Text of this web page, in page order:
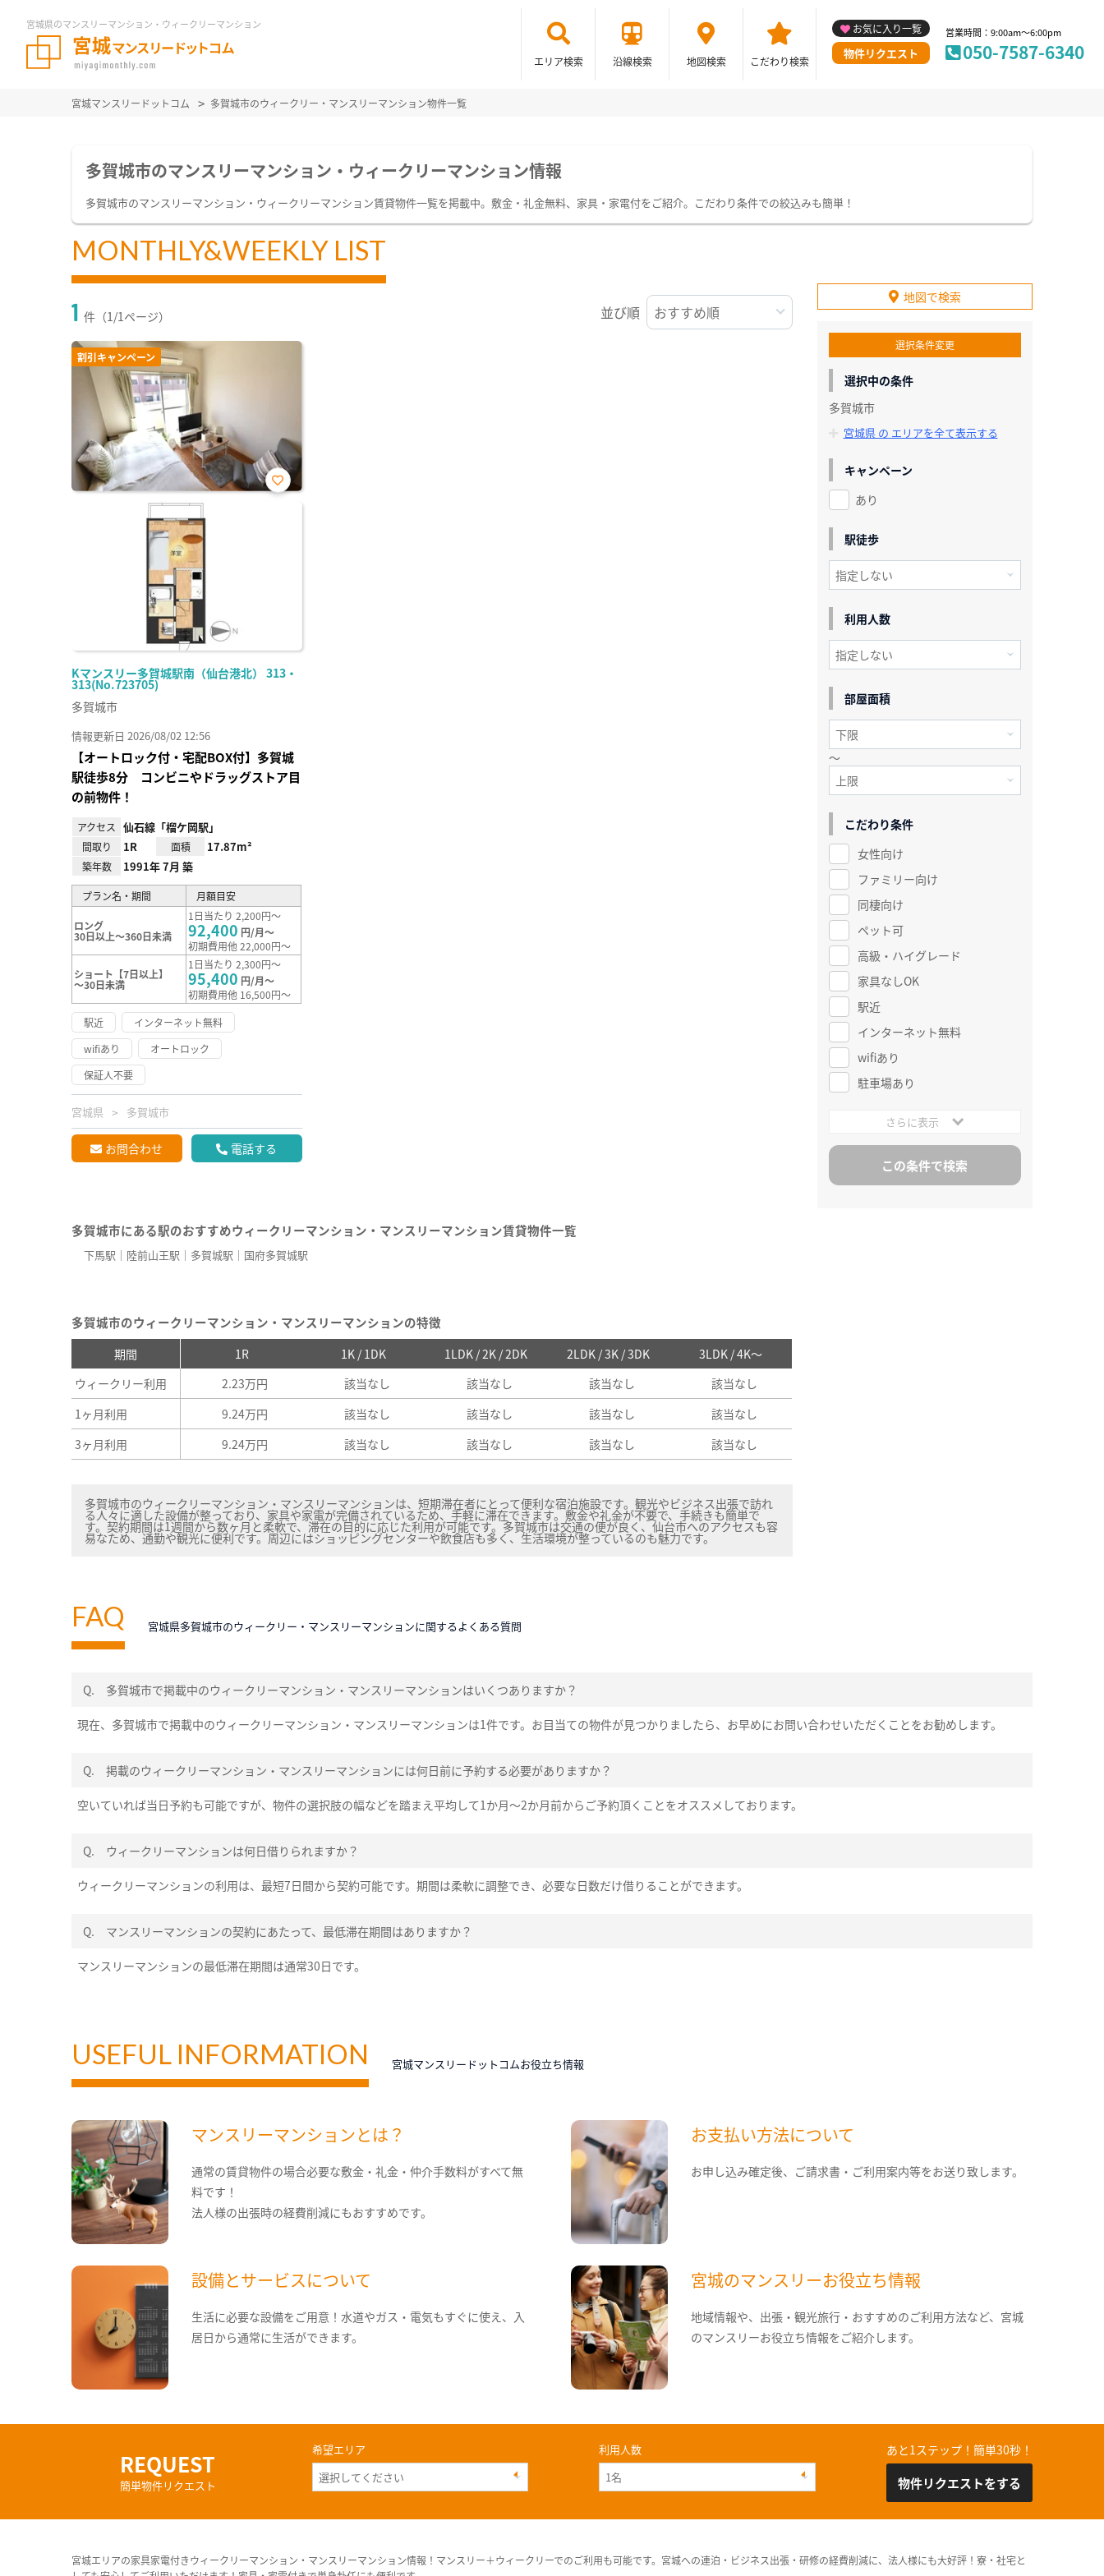
宮城県のマンスリーマンション・ウィークリーマンション
エリア検索 沿線検索 地図検索 こだわり検索
お気に入り一覧
物件リクエスト
営業時間：9:00am～6:00pm
050-7587-6340
宮城マンスリードットコム 多賀城市のウィークリー・マンスリーマンション物件一覧
多賀城市のマンスリーマンション・ウィークリーマンション情報
多賀城市のマンスリーマンション・ウィークリーマンション賃貸物件一覧を掲載中。敷金・礼金無料、家具・家電付をご紹介。こだわり条件での絞込みも簡単！
MONTHLY&WEEKLY LIST
1 件（1/1ページ） 並び順
割引キャンペーン
Kマンスリー多賀城駅南（仙台港北） 313・
313(No.723705)
お気
多賀城市
情報更新日 2026/08/02 12:56
【オートロック付・宅配BOX付】多賀城
駅徒歩8分 コンビニやドラッグストア目
の前物件！
アクセス 仙石線「榴ケ岡駅」
間取り 1R 面積 17.87m²
築年数 1991年 7月 築
プラン名・期間 月額目安
ロング
30日以上～360日未満
1日当たり 2,200円～
92,400 円/月～
初期費用他 22,000円～
ショート【7日以上】
～30日未満
1日当たり 2,300円～
95,400 円/月～
初期費用他 16,500円～
駅近
インターネット無料
wifiあり
オートロック
保証人不要
宮城県 多賀城市
お問合わせ 電話する
多賀城市にある駅のおすすめウィークリーマンション・マンスリーマンション賃貸物件一覧
下馬駅 陸前山王駅 多賀城駅 国府多賀城駅
多賀城市のウィークリーマンション・マンスリーマンションの特徴
期間 1R 1K / 1DK 1LDK / 2K / 2DK 2LDK / 3K / 3DK
3LDK / 4K～
ウィークリー利用
2.23万円 該当なし 該当なし 該当なし
該当なし
1ヶ月利用
9.24万円 該当なし 該当なし 該当なし
該当なし
3ヶ月利用
9.24万円 該当なし 該当なし 該当なし 該当なし
多賀城市のウィークリーマンション・マンスリーマンションは、短期滞在者にとって便利な宿泊施設です。観光やビジネス出張で訪れ
る人々に適した設備が整っており、家具や家電が完備されているため、手軽に滞在できます。敷金や礼金が不要で、手続きも簡単で
す。契約期間は1週間から数ヶ月と柔軟で、滞在の目的に応じた利用が可能です。多賀城市は交通の便が良く、仙台市へのアクセスも容
易なため、通勤や観光に便利です。周辺にはショッピングセンターや飲食店も多く、生活環境が整っているのも魅力です。
地図で検索
選択条件変更
選択中の条件
多賀城市
宮城県 の エリアを全て表示する
キャンペーン
あり
駅徒歩
利用人数
部屋面積
～
こだわり条件
女性向け
ファミリー向け
同棲向け
ペット可
高級・ハイグレード
家具なしOK
駅近
インターネット無料
wifiあり
駐車場あり
さらに表示
FAQ 宮城県多賀城市のウィークリー・マンスリーマンションに関するよくある質問
Q. 多賀城市で掲載中のウィークリーマンション・マンスリーマンションはいくつありますか？
現在、多賀城市で掲載中のウィークリーマンション・マンスリーマンションは1件です。お目当ての物件が見つかりましたら、お早めにお問い合わせいただくことをお勧めします。
Q. 掲載のウィークリーマンション・マンスリーマンションには何日前に予約する必要がありますか？
空いていれば当日予約も可能ですが、物件の選択肢の幅などを踏まえ平均して1か月～2か月前からご予約頂くことをオススメしております。
Q. ウィークリーマンションは何日借りられますか？
ウィークリーマンションの利用は、最短7日間から契約可能です。期間は柔軟に調整でき、必要な日数だけ借りることができます。
Q. マンスリーマンションの契約にあたって、最低滞在期間はありますか？
マンスリーマンションの最低滞在期間は通常30日です。
USEFUL INFORMATION 宮城マンスリードットコムお役立ち情報
マンスリーマンションとは？
通常の賃貸物件の場合必要な敷金・礼金・仲介手数料がすべて無
料です！
法人様の出張時の経費削減にもおすすめです。
お支払い方法について
お申し込み確定後、ご請求書・ご利用案内等をお送り致します。
設備とサービスについて
生活に必要な設備をご用意！水道やガス・電気もすぐに使え、入
居日から通常に生活ができます。
宮城のマンスリーお役立ち情報
地域情報や、出張・観光旅行・おすすめのご利用方法など、宮城
のマンスリーお役立ち情報をご紹介します。
REQUEST
簡単物件リクエスト
希望エリア 利用人数 あと1ステップ！簡単30秒！
物件リクエストをする
宮城エリアの家具家電付きウィークリーマンション・マンスリーマンション情報！マンスリー＋ウィークリーでのご利用も可能です。宮城への連泊・ビジネス出張・研修の経費削減に、法人様にも大好評！寮・社宅と